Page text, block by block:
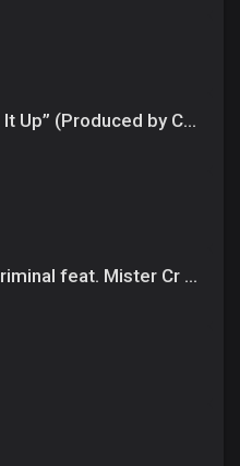
Glendino - “Stack It Up” (Produced by Chef Aidan)
Kill Us Radio__Kariminal feat. Mister Cr & Dirty Salow